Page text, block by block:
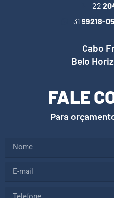
22
31 99218-
Cabo
Belo
FALE
Para